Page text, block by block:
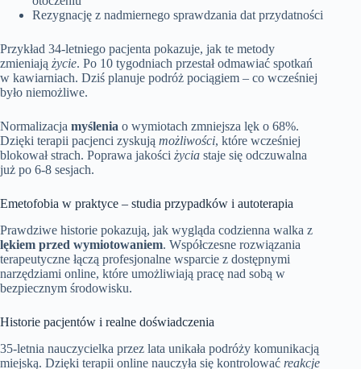
Rezygnację z nadmiernego sprawdzania dat przydatności
Przykład 34-letniego pacjenta pokazuje, jak te metody
zmieniają życie. Po 10 tygodniach przestał odmawiać spotkań
w kawiarniach. Dziś planuje podróż pociągiem – co wcześniej
było niemożliwe.
Normalizacja myślenia o wymiotach zmniejsza lęk o 68%.
Dzięki terapii pacjenci zyskują możliwości, które wcześniej
blokował strach. Poprawa jakości życia staje się odczuwalna
już po 6-8 sesjach.
Emetofobia w praktyce – studia przypadków i autoterapia
Prawdziwe historie pokazują, jak wygląda codzienna walka z
lękiem przed wymiotowaniem. Współczesne rozwiązania
terapeutyczne łączą profesjonalne wsparcie z dostępnymi
narzędziami online, które umożliwiają pracę nad sobą w
bezpiecznym środowisku.
Historie pacjentów i realne doświadczenia
35-letnia nauczycielka przez lata unikała podróży komunikacją
miejską. Dzięki terapii online nauczyła się kontrolować reakcje